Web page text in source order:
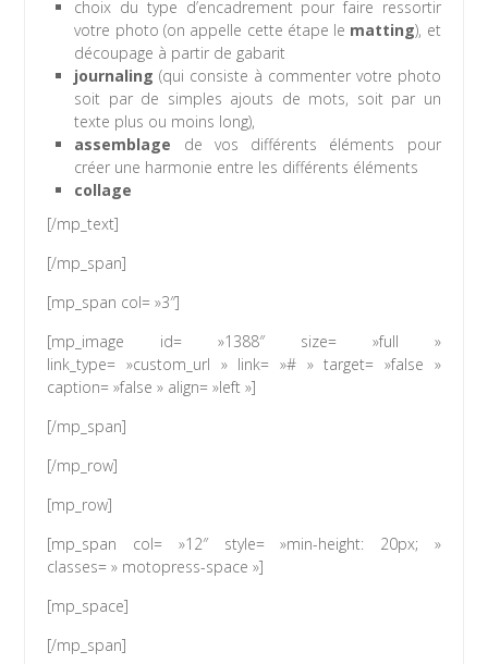
choix du type d’encadrement pour faire ressortir
votre photo (on appelle cette étape le matting), et
découpage à partir de gabarit
journaling (qui consiste à commenter votre photo
soit par de simples ajouts de mots, soit par un
texte plus ou moins long),
assemblage de vos différents éléments pour
créer une harmonie entre les différents éléments
collage
[/mp_text]
[/mp_span]
[mp_span col= »3″]
[mp_image id= »1388″ size= »full »
link_type= »custom_url » link= »# » target= »false »
caption= »false » align= »left »]
[/mp_span]
[/mp_row]
[mp_row]
[mp_span col= »12″ style= »min-height: 20px; »
classes= » motopress-space »]
[mp_space]
[/mp_span]